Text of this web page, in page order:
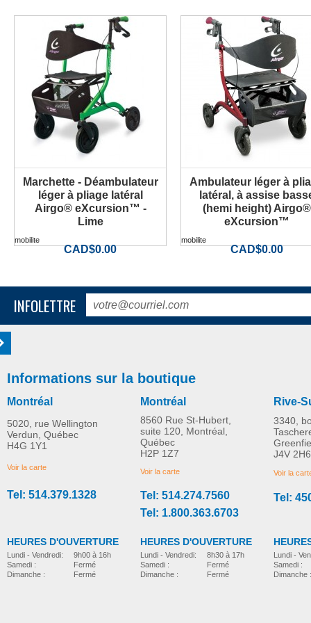
Marchette - Déambulateur
léger à pliage latéral
Airgo® eXcursion™ -
Lime
mobilite
CAD$0.00
Ambulateur léger à
latéral, à assise
(hemi height) Airgo®
eXcursion™
mobilite
CAD$0.00
Combiné fauteuil de
transport et ambulateur à
Fusion™ Bleu pacifique
PLUS D'INFORMATION
Marchette Fold and
PLUS D'INFORMATION
mobilite
CAD$229.00
INFOLETTRE
Informations sur la boutique
Montréal
5020, rue Wellington
Verdun, Québec
H4G 1Y1
Voir la carte
Tel: 514.379.1328
HEURES D'OUVERTURE
Lundi - Vendredi:
Samedi :
Dimanche :
9h00 à 16h
Fermé
Fermé
Montréal
8560 Rue St-Hubert,
suite 120, Montréal,
Québec
H2P 1Z7
Voir la carte
Tel: 514.274.7560
Tel: 1.800.363.6703
HEURES D'OUVERTURE
Lundi - Vendredi:
Samedi :
Dimanche :
8h30 à 17h
Fermé
Fermé
Rive-
3340,
J4V 2H6
Voir la
Tel:
Lundi -
Samedi :
Dimanche :